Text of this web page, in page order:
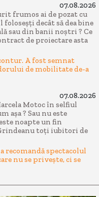
07.08.2026
frumos ai de pozat cu
foloseșți decât să dea bine
sau din banii noștri ? Ce
de proiectare asta
A fost semnat
de mobilitate de-a
07.08.2026
Motoc în selfiul
așa ? Sau nu este
noapte un fin
toți iubitori de
recomandă spectacolul
nu se privește, ci se